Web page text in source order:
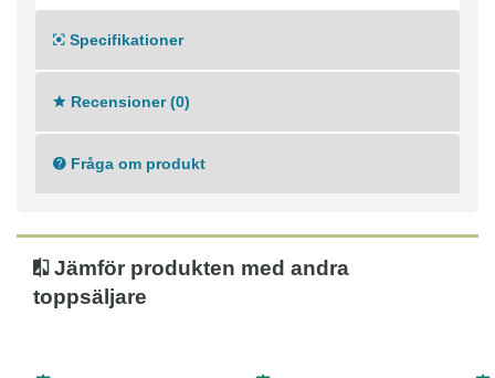
Specifikationer
Recensioner (0)
Fråga om produkt
Jämför produkten med andra
toppsäljare